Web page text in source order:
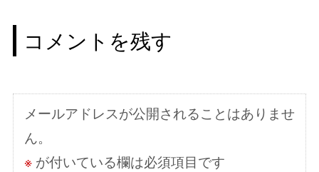
ー
シ
ョ
ン
コメントを残す
メールアドレスが公開されることはありませ
ん。
※が付いている欄は必須項目です